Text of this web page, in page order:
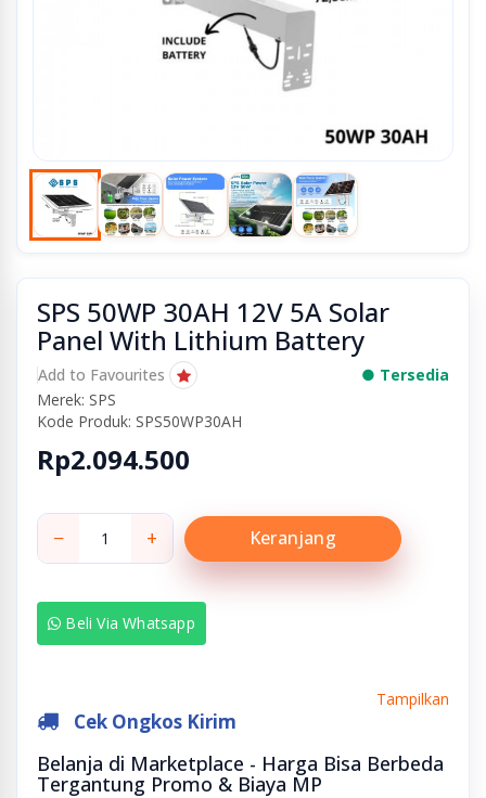
SPS 50WP 30AH 12V 5A Solar
Panel With Lithium Battery
Add to Favourites
● Tersedia
Merek: SPS
Kode Produk: SPS50WP30AH
Rp2.094.500
− + Keranjang
Beli Via Whatsapp
Cek Ongkos Kirim
Tampilkan
Belanja di Marketplace - Harga Bisa Berbeda
Tergantung Promo & Biaya MP